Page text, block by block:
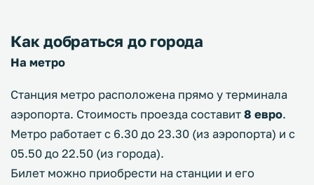
Как добраться до города
На метро
Станция метро расположена прямо у терминала
аэропорта. Стоимость проезда составит 8 евро.
Метро работает с 6.30 до 23.30 (из аэропорта) и с
05.50 до 22.50 (из города).
Билет можно приобрести на станции и его